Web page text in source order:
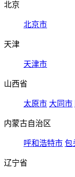
北京
北京市
天津
天津市
山西省
太原市 大同市
内蒙古自治区
呼和浩特市 包
辽宁省